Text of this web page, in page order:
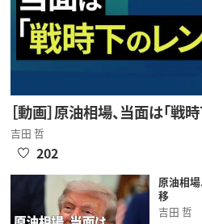
［動画］原油相場、当面は「戦
吉田 哲
202
原油相場
移
吉田 哲